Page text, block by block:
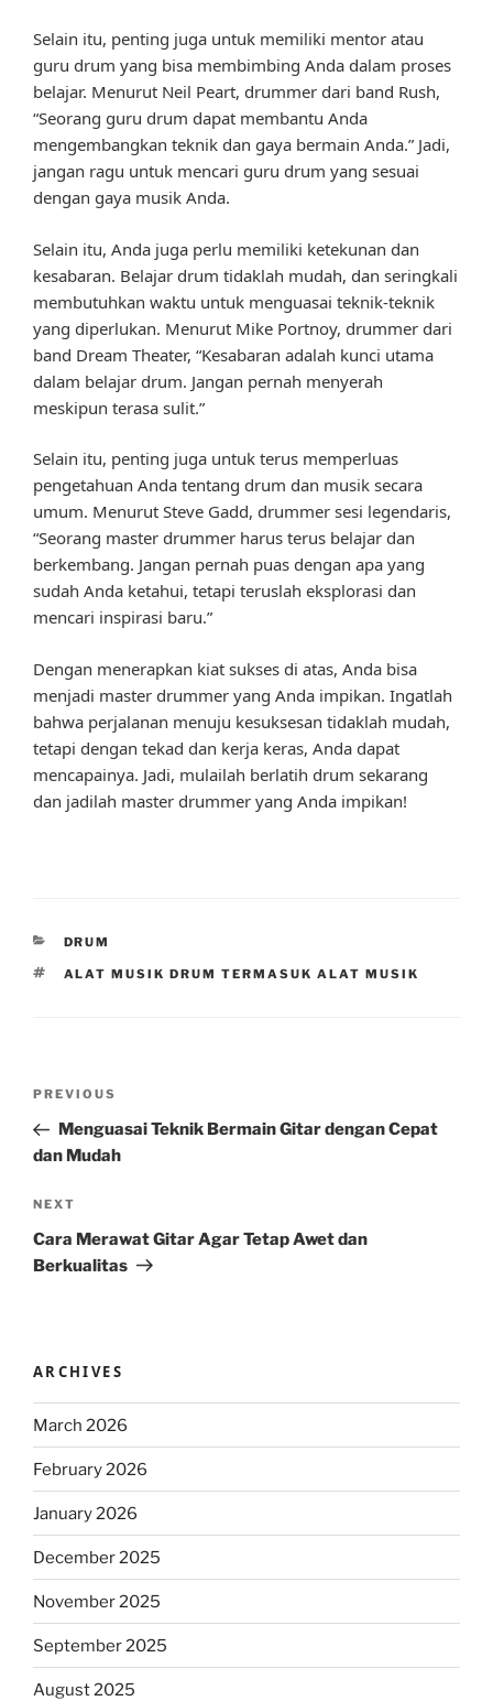
Selain itu, penting juga untuk memiliki mentor atau
guru drum yang bisa membimbing Anda dalam proses
belajar. Menurut Neil Peart, drummer dari band Rush,
“Seorang guru drum dapat membantu Anda
mengembangkan teknik dan gaya bermain Anda.” Jadi,
jangan ragu untuk mencari guru drum yang sesuai
dengan gaya musik Anda.
Selain itu, Anda juga perlu memiliki ketekunan dan
kesabaran. Belajar drum tidaklah mudah, dan seringkali
membutuhkan waktu untuk menguasai teknik-teknik
yang diperlukan. Menurut Mike Portnoy, drummer dari
band Dream Theater, “Kesabaran adalah kunci utama
dalam belajar drum. Jangan pernah menyerah
meskipun terasa sulit.”
Selain itu, penting juga untuk terus memperluas
pengetahuan Anda tentang drum dan musik secara
umum. Menurut Steve Gadd, drummer sesi legendaris,
“Seorang master drummer harus terus belajar dan
berkembang. Jangan pernah puas dengan apa yang
sudah Anda ketahui, tetapi teruslah eksplorasi dan
mencari inspirasi baru.”
Dengan menerapkan kiat sukses di atas, Anda bisa
menjadi master drummer yang Anda impikan. Ingatlah
bahwa perjalanan menuju kesuksesan tidaklah mudah,
tetapi dengan tekad dan kerja keras, Anda dapat
mencapainya. Jadi, mulailah berlatih drum sekarang
dan jadilah master drummer yang Anda impikan!
CATEGORIES
DRUM
TAGS
ALAT MUSIK DRUM TERMASUK ALAT MUSIK
Previous
Post
PREVIOUS
Menguasai Teknik Bermain Gitar dengan Cepat
dan Mudah
Next
Post
NEXT
Cara Merawat Gitar Agar Tetap Awet dan
Berkualitas
ARCHIVES
March 2026
February 2026
January 2026
December 2025
November 2025
September 2025
August 2025